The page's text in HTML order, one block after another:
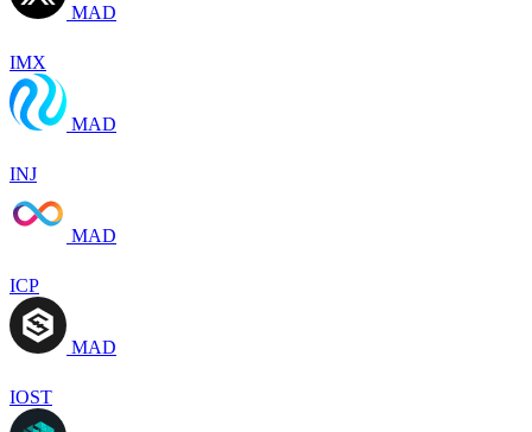
MAD
IMX
MAD
INJ
MAD
ICP
MAD
IOST